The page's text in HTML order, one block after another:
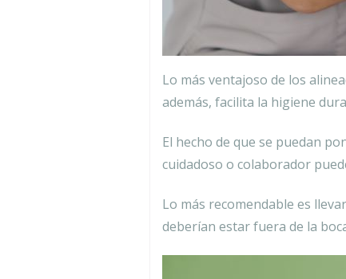
Lo más ventajoso de los
además, facilita la higiene
El hecho de que se puedan
cuidadoso o colaborador
Lo más recomendable es
deberían estar fuera de la